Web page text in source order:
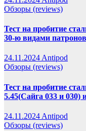
Обзоры (reviews)
Тест на пробитие
30-ю видами
24.11.2024 Antipod
Обзоры (reviews)
Тест на пробитие
5.45(Сайга 033 и 030)
24.11.2024 Antipod
Обзоры (reviews)